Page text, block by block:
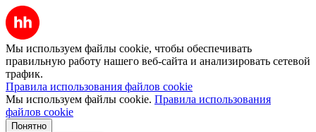
Мы используем файлы cookie, чтобы обеспечивать
правильную работу нашего веб-сайта и анализировать сетевой
трафик.
Правила использования файлов cookie
Мы используем файлы cookie. Правила использования
файлов cookie
Понятно